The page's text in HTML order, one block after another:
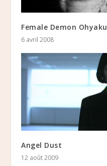
Female Demon Ohyaku
6 avril 2008
Angel Dust
12 août 2009